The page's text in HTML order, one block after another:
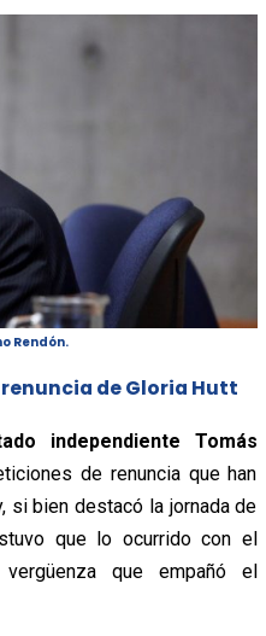
Rendón.
de Gloria Hutt
independiente Tomás
de renuncia que han
si bien destacó la jornada de
que lo ocurrido con el
que empañó el